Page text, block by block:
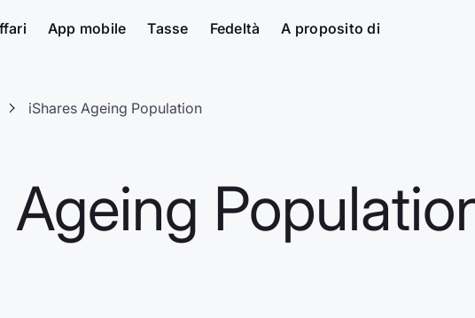
App mobile Tasse Fedeltà A proposito di
iShares Ageing Population
Ageing